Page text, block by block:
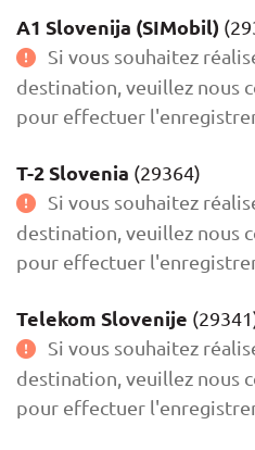
A1 Slovenija (SIMobil)
Si vous souhaitez
destination, veuillez nous
pour effectuer
T-2 Slovenia (29364)
Si vous souhaitez
destination, veuillez nous
pour effectuer
Telekom Slovenije
Si vous souhaitez
destination, veuillez nous
pour effectuer